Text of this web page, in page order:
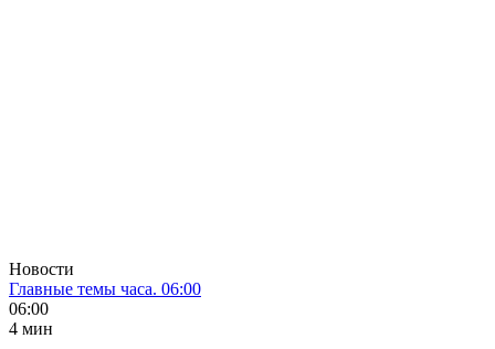
Новости
Главные темы часа. 06:00
06:00
4 мин